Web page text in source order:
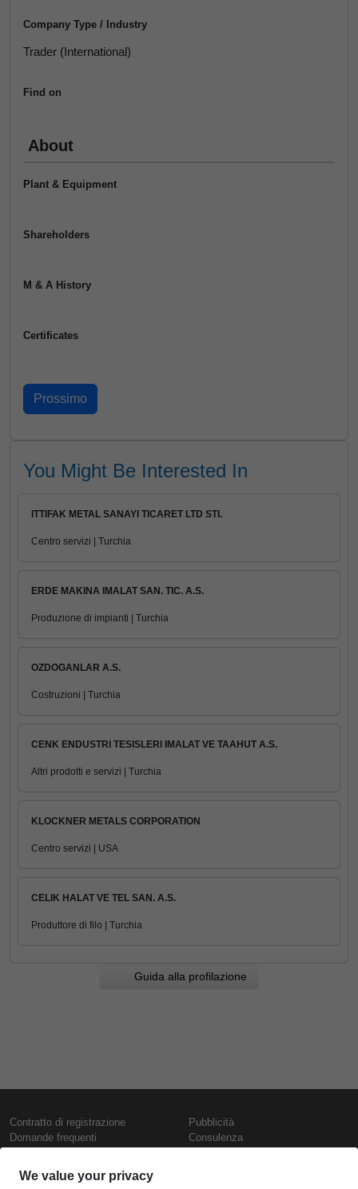
Company Type / Industry
Trader (International)
Find on
About
Plant & Equipment
Shareholders
M & A History
Certificates
You Might Be Interested In
ITTIFAK METAL SANAYI TICARET LTD STI.
Centro servizi | Turchia
ERDE MAKINA IMALAT SAN. TIC. A.S.
Produzione di impianti | Turchia
OZDOGANLAR A.S.
Costruzioni | Turchia
CENK ENDUSTRI TESISLERI IMALAT VE TAAHUT A.S.
Altri prodotti e servizi | Turchia
KLOCKNER METALS CORPORATION
Centro servizi | USA
CELIK HALAT VE TEL SAN. A.S.
Produttore di filo | Turchia
Guida alla profilazione
Contratto di registrazione
Domande frequenti
Presentazione
Contattaci
Pubblicità
Consulenza